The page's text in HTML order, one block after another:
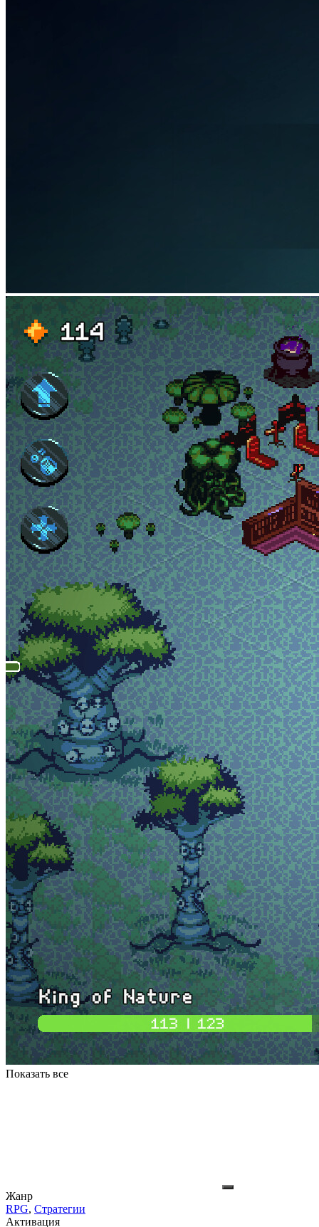
Показать все
Жанр
RPG, Стратегии
Активация